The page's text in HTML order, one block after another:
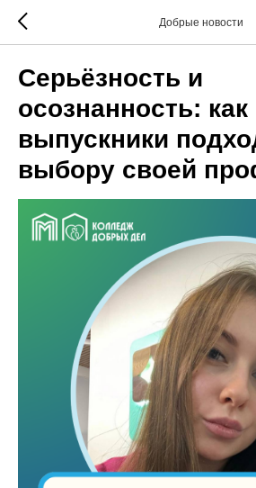
Добрые новости
Серьёзность и
осознанность:
выпускники
выбору своей